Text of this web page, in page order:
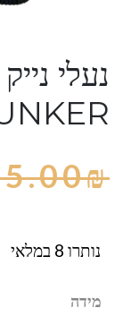
₪
נותרו 8 במלאי
מידה